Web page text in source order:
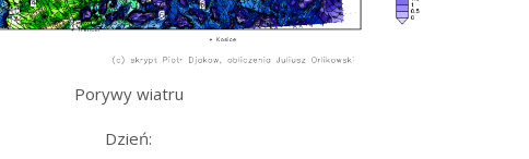
Porywy wiatru
Dzień: